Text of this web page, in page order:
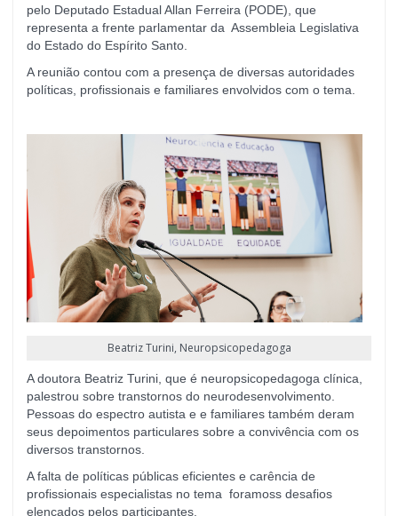
pelo Deputado Estadual Allan Ferreira (PODE), que
representa a frente parlamentar da Assembleia Legislativa
do Estado do Espírito Santo.
A reunião contou com a presença de diversas autoridades
políticas, profissionais e familiares envolvidos com o tema.
Beatriz Turini, Neuropsicopedagoga
A doutora Beatriz Turini, que é neuropsicopedagoga clínica,
palestrou sobre transtornos do neurodesenvolvimento.
Pessoas do espectro autista e e familiares também deram
seus depoimentos particulares sobre a convivência com os
diversos transtornos.
A falta de políticas públicas eficientes e carência de
profissionais especialistas no tema foramoss desafios
elencados pelos participantes.